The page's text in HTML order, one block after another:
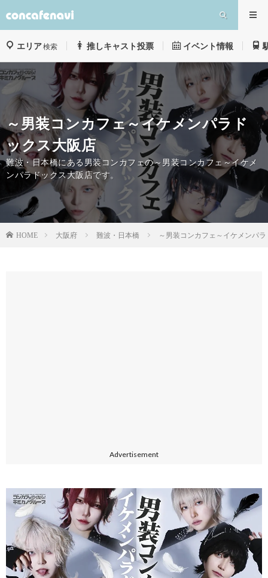
エリア検索 推しキャスト投票 イベント情報
～男装コンカフェ～イケメンパラド
ックス大阪店
難波・日本橋にある男装コンカフェの～男装コンカフェ～イケメ
ンパラドックス大阪店です。
HOME 大阪府 難波・日本橋 ～男装コンカフェ～イケメンパ
Advertisement